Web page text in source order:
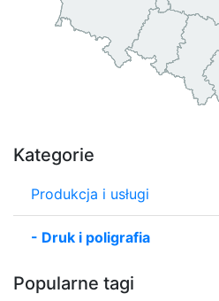
Kategorie
Produkcja i usługi
- Druk i poligrafia
Popularne tagi